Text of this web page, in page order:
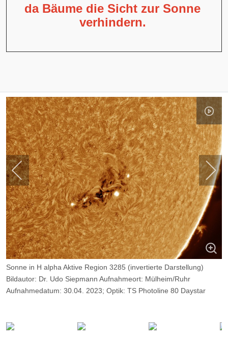
da Bäume die Sicht zur Sonne
verhindern.
Sonne in H alpha Aktive Region 3285 (invertierte Darstellung)
Bildautor: Dr. Udo Siepmann Aufnahmeort: Mülheim/Ruhr
Aufnahmedatum: 30.04. 2023; Optik: TS Photoline 80 Daystar
Kamera: Daystar Quark Chrom. Belichtung: 3000 Frames, davon